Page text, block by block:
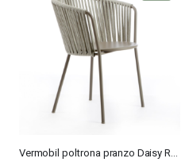
Vermobil poltrona pranzo Daisy Rope